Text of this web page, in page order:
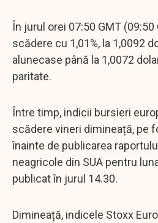
În jurul orei 07:50 GMT (09:50
scădere cu 1,01%, la 1,0092
alunecase până la 1,0072
paritate.
Între timp, indicii bursieri
scădere vineri dimineață, pe
înainte de publicarea
neagricole din SUA pentru
publicat în jurul 14.30.
Dimineață, indicele Stoxx